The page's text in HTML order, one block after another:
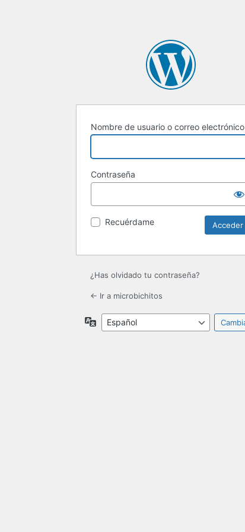
Nombre de usuario o correo electrónico
Contraseña
Recuérdame
¿Has olvidado tu contraseña?
← Ir a microbichitos
Idioma